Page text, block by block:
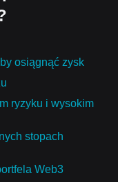
osiągnąć zysk
ryzyku i wysokim
stopach
Web3